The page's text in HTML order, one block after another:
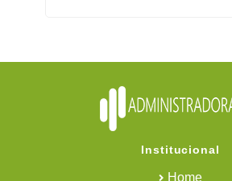
Institucional
Home